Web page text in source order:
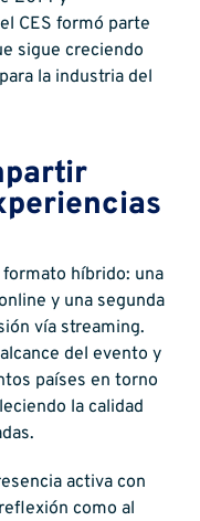
CES formó parte
sigue creciendo
la industria del
híbrido: una
y una segunda
vía streaming.
del evento y
países en torno
la calidad
activa con
como al